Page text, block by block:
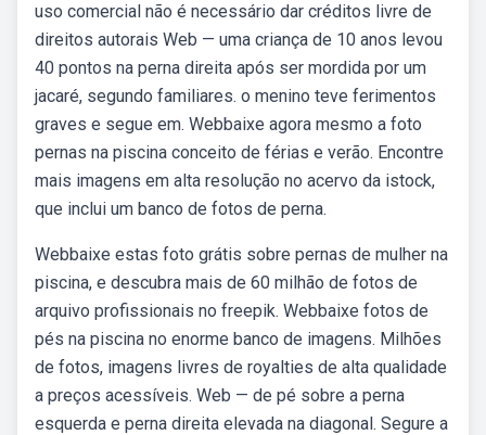
uso comercial não é necessário dar créditos livre de
direitos autorais Web — uma criança de 10 anos levou
40 pontos na perna direita após ser mordida por um
jacaré, segundo familiares. o menino teve ferimentos
graves e segue em. Webbaixe agora mesmo a foto
pernas na piscina conceito de férias e verão. Encontre
mais imagens em alta resolução no acervo da istock,
que inclui um banco de fotos de perna.
Webbaixe estas foto grátis sobre pernas de mulher na
piscina, e descubra mais de 60 milhão de fotos de
arquivo profissionais no freepik. Webbaixe fotos de
pés na piscina no enorme banco de imagens. Milhões
de fotos, imagens livres de royalties de alta qualidade
a preços acessíveis. Web — de pé sobre a perna
esquerda e perna direita elevada na diagonal. Segure a